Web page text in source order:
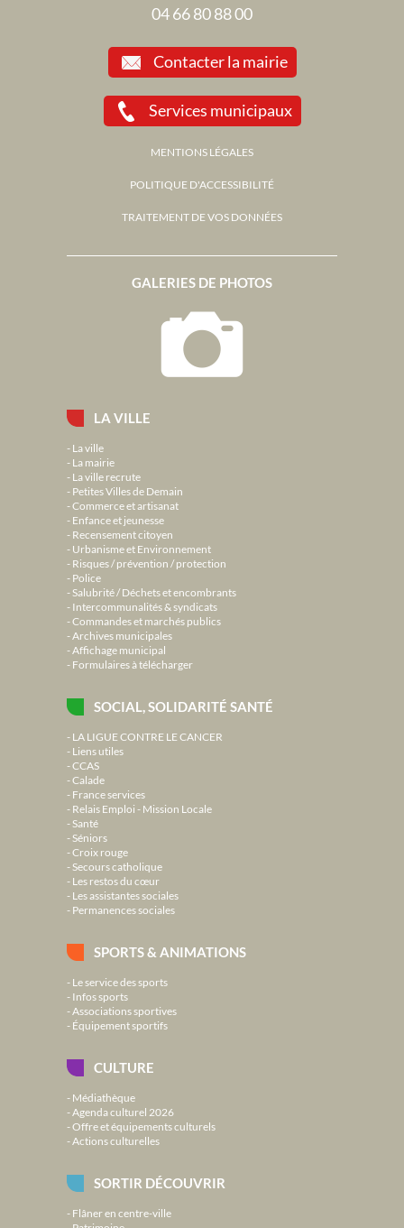
LA VILLE
La ville
La mairie
La ville recrute
Petites Villes de Demain
Commerce et artisanat
Enfance et jeunesse
Recensement citoyen
Urbanisme et Environnement
Risques / prévention / protection
Police
Salubrité / Déchets et encombrants
Intercommunalités & syndicats
Commandes et marchés publics
Archives municipales
Affichage municipal
Formulaires à télécharger
SOCIAL, SOLIDARITÉ SANTÉ
LA LIGUE CONTRE LE CANCER
Liens utiles
CCAS
Calade
France services
Relais Emploi - Mission Locale
Santé
Séniors
Croix rouge
Secours catholique
Les restos du cœur
Les assistantes sociales
Permanences sociales
SPORTS & ANIMATIONS
Le service des sports
Infos sports
Associations sportives
Équipement sportifs
CULTURE
Médiathèque
Agenda culturel 2026
Offre et équipements culturels
Actions culturelles
SORTIR DÉCOUVRIR
Flâner en centre-ville
GALERIES DE PHOTOS
04 66 80 88 00
Contacter la mairie
Services municipaux
MENTIONS LÉGALES
POLITIQUE D'ACCESSIBILITÉ
TRAITEMENT DE VOS DONNÉES